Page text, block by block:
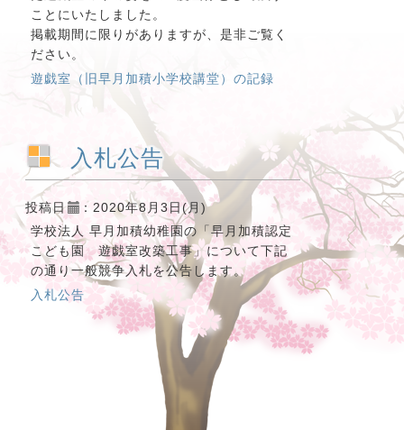
ことにいたしました。
掲載期間に限りがありますが、是非ご覧く
ださい。
遊戯室（旧早月加積小学校講堂）の記録
入札公告
投稿日
：2020年8月3日(月)
学校法人 早月加積幼稚園の「早月加積認定
こども園 遊戯室改築工事」について下記
の通り一般競争入札を公告します。
入札公告